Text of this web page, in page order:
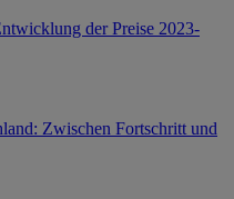
der Preise 2023-
Zwischen Fortschritt und